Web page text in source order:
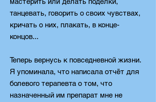
танцевать, говорить о своих чувствах,
кричать о них, плакать, в конце-
концов...
Теперь вернусь к повседневной жизни.
Я упоминала, что написала отчёт для
болевого терапевта о том, что
назначенный им препарат мне не